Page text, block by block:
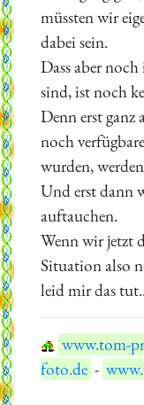
müssten wir
dabei sein.
Dass aber
sind, ist noch
Denn erst ganz
noch
wurden,
Und erst dann
auftauchen.
Wenn wir jetzt
Situation also
leid mir das
www.tom-
foto.de -